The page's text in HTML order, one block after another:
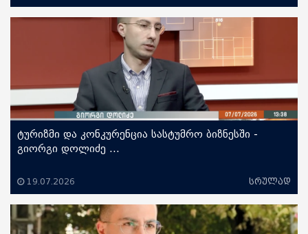
ტურიზმი და კონკურენცია სასტუმრო ბიზნესში -
გიორგი დოლიძე ...
19.07.2026 სრულად